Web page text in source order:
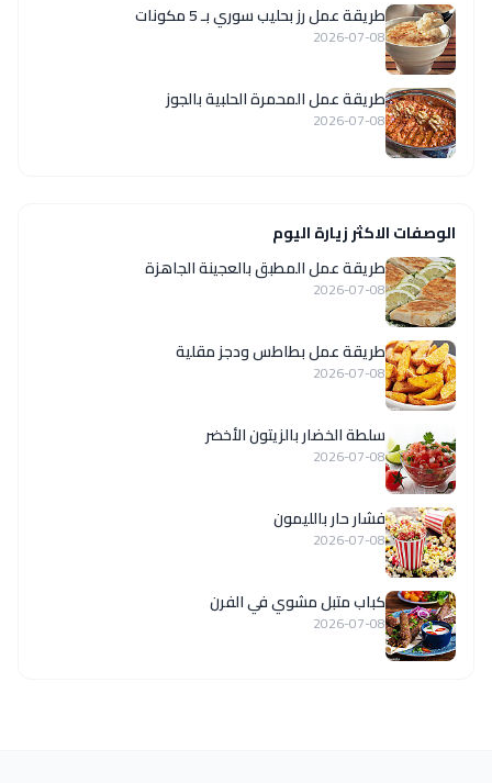
طريقة عمل رز بحليب سوري بـ 5 مكونات
2026-07-08
طريقة عمل المحمرة الحلبية بالجوز
2026-07-08
الوصفات الاكثر زيارة اليوم
طريقة عمل المطبق بالعجينة الجاهزة
2026-07-08
طريقة عمل بطاطس ودجز مقلية
2026-07-08
سلطة الخضار بالزيتون الأخضر
2026-07-08
فشار حار بالليمون
2026-07-08
كباب متبل مشوي في الفرن
2026-07-08